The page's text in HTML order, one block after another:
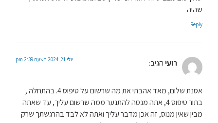
שהיה
Reply
רועיהגיב: יולי 21, 2024 בשעה 2:39 pm
אסנת שלום, מאד אהבתי את מה שרשום על טיפוס 4. בהתחלה ,
בתור טיפוס 4, אתה מנסה להתנער ממה שרשום עליך, עד שאתה
מבין שאין מנוס, זה אכן מדבר עליך ואתה לא לבד בהרגשתך שרק